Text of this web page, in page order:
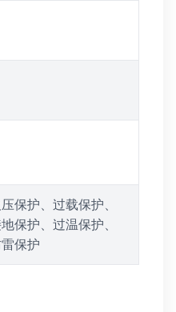
保护、过载保护、
保护、过温保护、
保护